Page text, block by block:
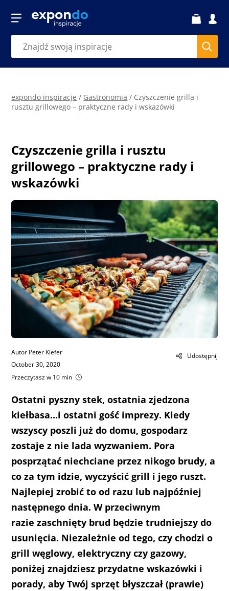
expondo inspiracje / Gastronomia / Czyszczenie grilla i
rusztu grillowego – praktyczne rady i wskazówki
Czyszczenie grilla i rusztu
grillowego – praktyczne rady i
wskazówki
Ostatni pyszny stek, ostatnia zjedzona
kiełbasa...i ostatni gość imprezy. Kiedy
wszyscy poszli już do domu, gospodarz
zostaje z nie lada wyzwaniem. Pora
posprzątać niechciane przez nikogo brudy, a
co za tym idzie, wyczyścić grill i jego ruszt.
Najlepiej zrobić to od razu lub najpóźniej
następnego dnia. W przeciwnym
razie zaschnięty brud będzie trudniejszy do
usunięcia. Niezależnie od tego, czy chodzi o
grill węglowy, elektryczny czy gazowy,
poniżej znajdziesz przydatne wskazówki i
porady, aby Twój sprzęt błyszczał (prawie)
Udostępnij
Autor Peter Kiefer
October 30, 2020
Przeczytasz w 10 min